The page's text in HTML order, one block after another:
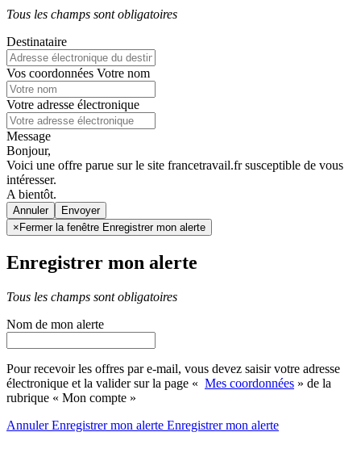
Tous les champs sont obligatoires
Destinataire
Vos coordonnées Votre nom
Votre adresse électronique
Message
Bonjour,
Voici une offre parue sur le site francetravail.fr susceptible de vous
intéresser.
A bientôt.
Annuler
× Fermer la fenêtre Enregistrer mon alerte
Enregistrer mon alerte
Tous les champs sont obligatoires
Nom de mon alerte
Pour recevoir les offres par e-mail, vous devez saisir votre adresse
électronique et la valider sur la page « Mes coordonnées » de la
rubrique « Mon compte »
AnnulerEnregistrer mon alerte Enregistrermon alerte